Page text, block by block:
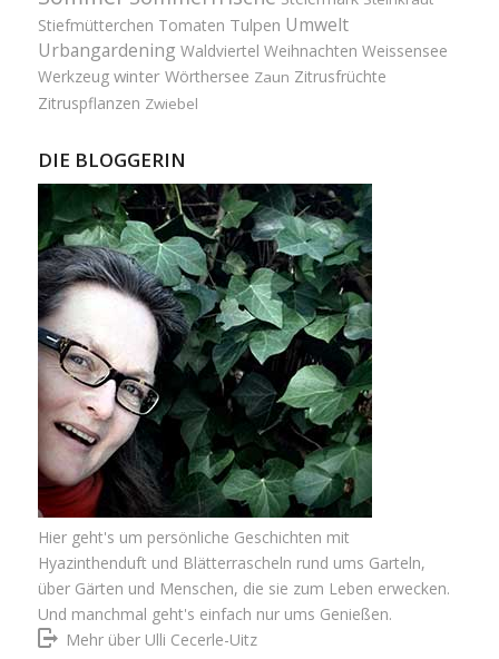
Stiefmütterchen Tomaten Tulpen Umwelt
Urbangardening Waldviertel Weihnachten Weissensee
Werkzeug winter Wörthersee Zaun Zitrusfrüchte
Zitruspflanzen Zwiebel
DIE BLOGGERIN
Hier geht's um persönliche Geschichten mit
Hyazinthenduft und Blätterrascheln rund ums Garteln,
über Gärten und Menschen, die sie zum Leben erwecken.
Und manchmal geht's einfach nur ums Genießen.
Mehr über Ulli Cecerle-Uitz